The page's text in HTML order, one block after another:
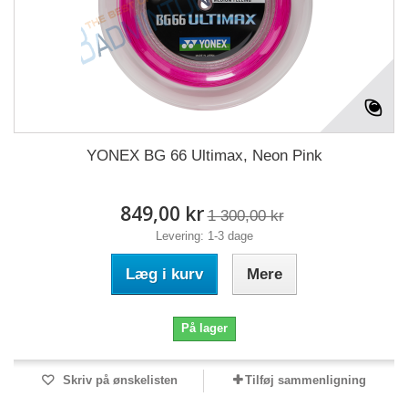
YONEX BG 66 Ultimax, Neon Pink
849,00 kr 1 300,00 kr
Levering: 1-3 dage
Læg i kurv Mere
På lager
Skriv på ønskelisten Tilføj sammenligning